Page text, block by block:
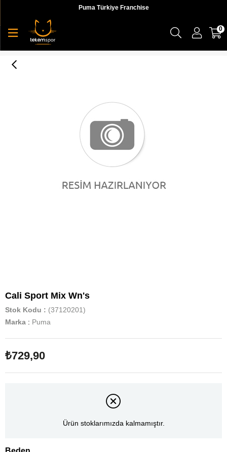
Puma Türkiye Franchise
0
Cali Sport Mix Wn's
Stok Kodu
(37120201)
Marka : Puma
₺729,90
Ürün stoklarımızda kalmamıştır.